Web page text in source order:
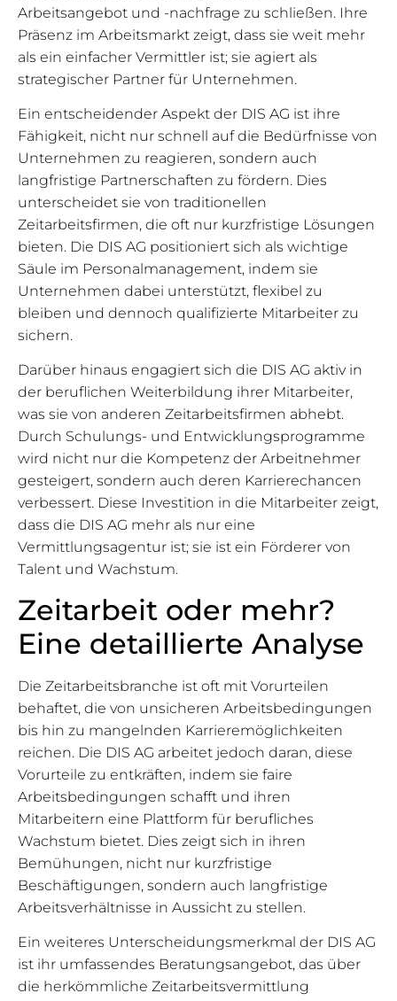
Arbeitsangebot und -nachfrage zu schließen. Ihre
Präsenz im Arbeitsmarkt zeigt, dass sie weit mehr
als ein einfacher Vermittler ist; sie agiert als
strategischer Partner für Unternehmen.
Ein entscheidender Aspekt der DIS AG ist ihre
Fähigkeit, nicht nur schnell auf die Bedürfnisse von
Unternehmen zu reagieren, sondern auch
langfristige Partnerschaften zu fördern. Dies
unterscheidet sie von traditionellen
Zeitarbeitsfirmen, die oft nur kurzfristige Lösungen
bieten. Die DIS AG positioniert sich als wichtige
Säule im Personalmanagement, indem sie
Unternehmen dabei unterstützt, flexibel zu
bleiben und dennoch qualifizierte Mitarbeiter zu
sichern.
Darüber hinaus engagiert sich die DIS AG aktiv in
der beruflichen Weiterbildung ihrer Mitarbeiter,
was sie von anderen Zeitarbeitsfirmen abhebt.
Durch Schulungs- und Entwicklungsprogramme
wird nicht nur die Kompetenz der Arbeitnehmer
gesteigert, sondern auch deren Karrierechancen
verbessert. Diese Investition in die Mitarbeiter zeigt,
dass die DIS AG mehr als nur eine
Vermittlungsagentur ist; sie ist ein Förderer von
Talent und Wachstum.
Zeitarbeit oder mehr?
Eine detaillierte Analyse
Die Zeitarbeitsbranche ist oft mit Vorurteilen
behaftet, die von unsicheren Arbeitsbedingungen
bis hin zu mangelnden Karrieremöglichkeiten
reichen. Die DIS AG arbeitet jedoch daran, diese
Vorurteile zu entkräften, indem sie faire
Arbeitsbedingungen schafft und ihren
Mitarbeitern eine Plattform für berufliches
Wachstum bietet. Dies zeigt sich in ihren
Bemühungen, nicht nur kurzfristige
Beschäftigungen, sondern auch langfristige
Arbeitsverhältnisse in Aussicht zu stellen.
Ein weiteres Unterscheidungsmerkmal der DIS AG
ist ihr umfassendes Beratungsangebot, das über
die herkömmliche Zeitarbeitsvermittlung